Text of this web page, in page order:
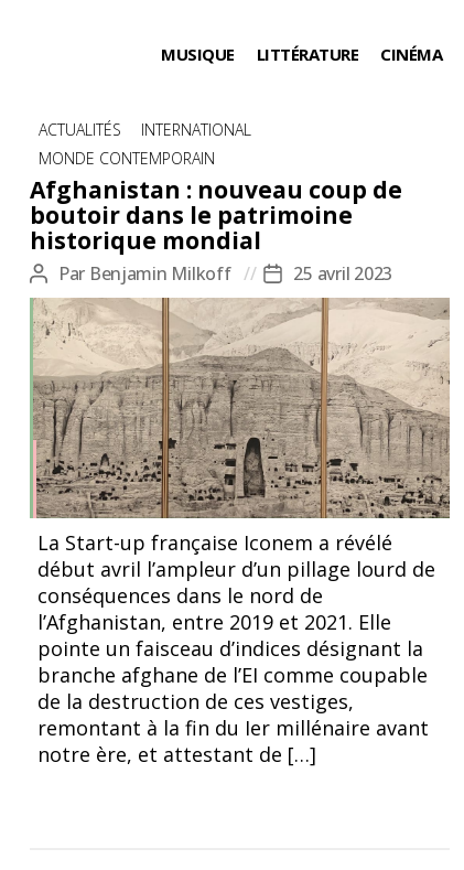
MUSIQUE LITTÉRATURE CINÉMA
Catégories
ACTUALITÉS
INTERNATIONAL
MONDE CONTEMPORAIN
Afghanistan : nouveau coup de
boutoir dans le patrimoine
historique mondial
Auteur
de
l’article
Par Benjamin Milkoff
Date
de
l’article
25 avril 2023
Les Bouddhas de Bamiyan, détruits en 2001,
représentaient déjà une perte immense pour le
patrimoine historique mondial © Romane Spirin
La Start-up française Iconem a révélé
début avril l’ampleur d’un pillage lourd de
conséquences dans le nord de
l’Afghanistan, entre 2019 et 2021. Elle
pointe un faisceau d’indices désignant la
branche afghane de l’EI comme coupable
de la destruction de ces vestiges,
remontant à la fin du Ier millénaire avant
notre ère, et attestant de […]